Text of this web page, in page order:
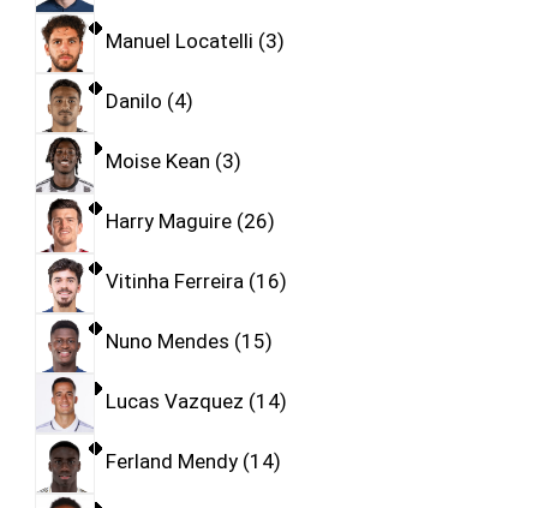
Manuel Locatelli 3
Danilo 4
Moise Kean 3
Harry Maguire 26
Vitinha Ferreira 16
Nuno Mendes 15
Lucas Vazquez 14
Ferland Mendy 14